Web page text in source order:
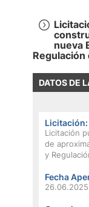
nueva
DATOS DE
Licitación:
Licitación
de
y
Fecha
26.06.2025